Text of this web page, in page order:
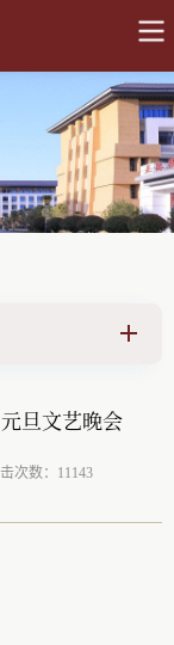
旦文艺晚会
次数：11143